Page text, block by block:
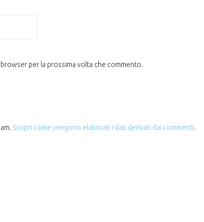
per la prossima volta che commento.
Scopri come vengono elaborati i dati derivati dai commenti.